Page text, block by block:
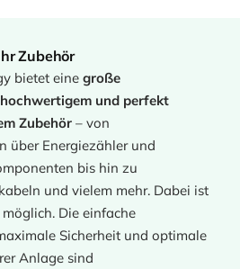
Zubehör
bietet einegroße
und perfekt
Zubehör – von
über Energiezähler und
bis hin zu
und vielem mehr. Dabei ist
Die einfache
Sicherheit und optimale
Anlage sind